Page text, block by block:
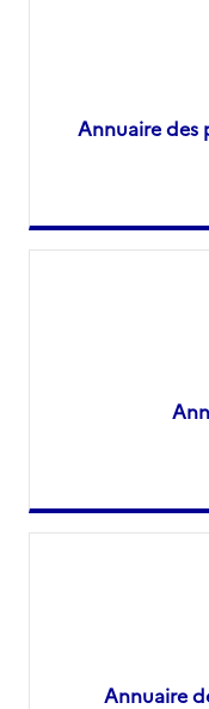
Annuaire des
Annuaire